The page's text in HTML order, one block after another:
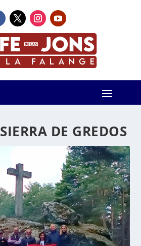
SIERRA DE GREDOS